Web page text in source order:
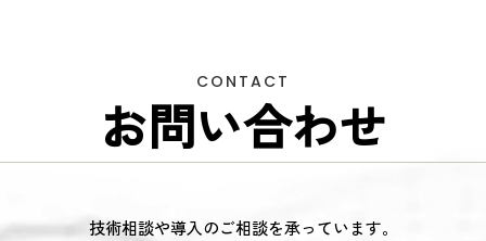
CONTACT
お問い合わせ
技術相談や導入のご相談を承っています。